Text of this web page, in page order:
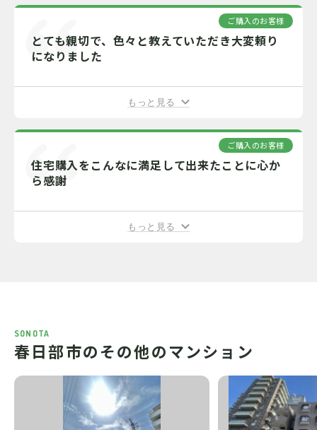
ご購入のお客様
とても親切で、色々と教えていただき大変頼り
になりました
もっと見る
ご購入のお客様
住宅購入をこんなに満足して出来たことに心か
ら感謝
もっと見る
SONOTA
春日部市のその他のマンション